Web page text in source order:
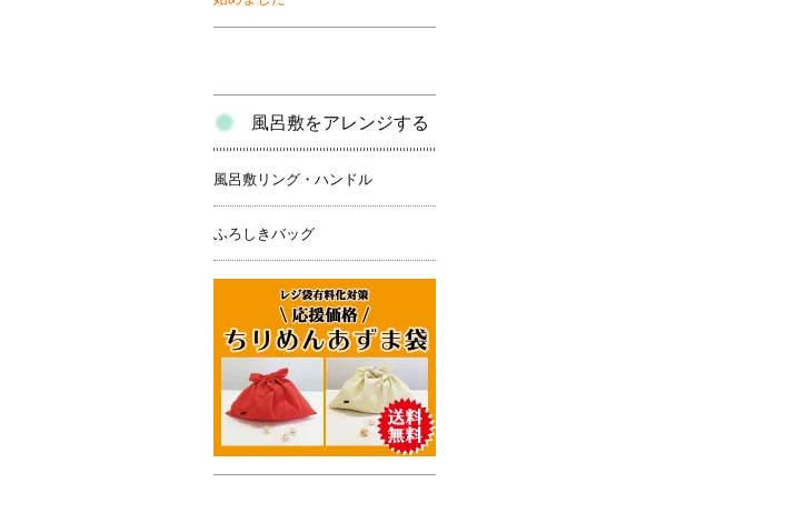
風呂敷をアレンジする
風呂敷リング・ハンドル
ふろしきバッグ